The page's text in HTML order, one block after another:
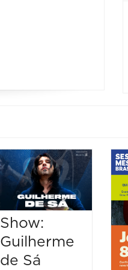
Show:
Guilherme
de Sá